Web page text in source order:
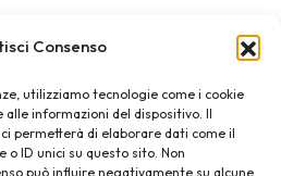
Consenso
utilizziamo tecnologie come i cookie
informazioni del dispositivo. Il
permetterà di elaborare dati come il
ID unici su questo sito. Non
può influire negativamente su alcune